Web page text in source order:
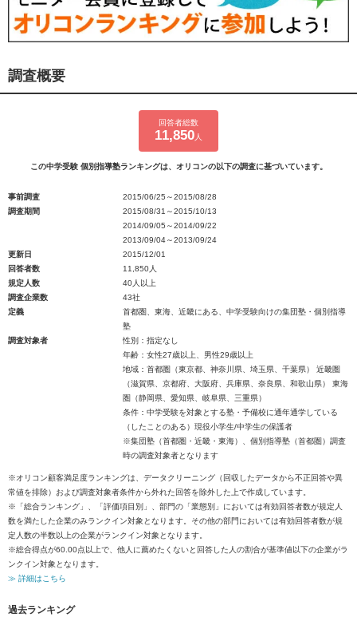
調査概要
回答者総数
11,850 人
この中学受験 個別指導塾ランキングは、オリコンの以下の調査に基づいています。
事前調査
2015/06/25～2015/08/28
調査期間
2015/08/31～2015/10/13
2014/09/05～2014/09/22
2013/09/04～2013/09/24
更新日
2015/12/01
回答者数
11,850人
規定人数
40人以上
調査企業数
43社
定義
首都圏、東海、近畿にある、中学受験向けの集団塾・個別指導
塾
調査対象者
性別：指定なし
年齢：女性27歳以上、男性29歳以上
地域：首都圏（東京都、神奈川県、埼玉県、千葉県） 近畿圏
（滋賀県、京都府、大阪府、兵庫県、奈良県、和歌山県） 東海
圏（静岡県、愛知県、岐阜県、三重県）
条件：中学受験を対象とする塾・予備校に通年通学している
（したことのある）現役小学生/中学生の保護者
※集団塾（首都圏・近畿・東海）、個別指導塾（首都圏）調査
時の調査対象者となります
※オリコン顧客満足度ランキングは、データクリーニング（回収したデータから不正回答や異
常値を排除）および調査対象者条件から外れた回答を除外した上で作成しています。
※「総合ランキング」、「評価項目別」、部門の「業態別」においては有効回答者数が規定人
数を満たした企業のみランクイン対象となります。その他の部門においては有効回答者数が規
定人数の半数以上の企業がランクイン対象となります。
※総合得点が60.00点以上で、他人に薦めたくないと回答した人の割合が基準値以下の企業がラ
ンクイン対象となります。
≫ 詳細はこちら
過去ランキング